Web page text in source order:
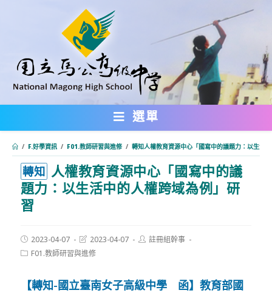
內
選單
/ F.好學資訊 / F01.教師研習與進修 / 轉知人權教育資源中心「國寫中的議題力：以生活
轉知 人權教育資源中心「國寫中的議
題力：以生活中的人權跨域為例」研
習
Post
published:
2023-04-07
Post
last
modified:
2023-04-07
Post註冊組幹事
PostF01.教師研習與進修
【轉知-國立臺南女子高級中學 函】教育部國